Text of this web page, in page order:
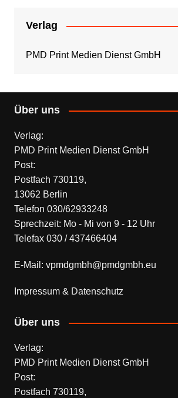
Verlag
PMD Print Medien Dienst GmbH
Über uns
Verlag:
PMD Print Medien Dienst GmbH
Post:
Postfach 730119,
13062 Berlin
Telefon 030/62933248
Sprechzeit: Mo - Mi von 9 - 12 Uhr
Telefax 030 / 437466404
E-Mail: vpmdgmbh@pmdgmbh.eu
Impressum & Datenschutz
Über uns
Verlag:
PMD Print Medien Dienst GmbH
Post:
Postfach 730119,